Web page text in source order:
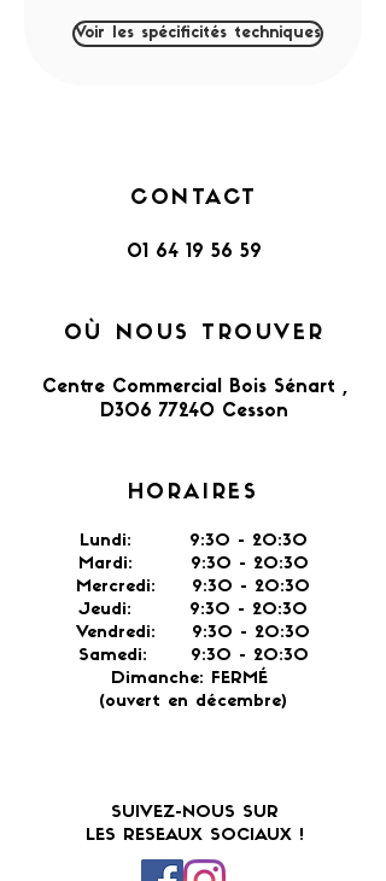
Voir les spécificités techniques
CONTACT
01 64 19 56 59
OÙ NOUS TROUVER
Centre Commercial Bois Sénart ,
D306 77240 Cesson​
HORAIRES
Lundi: 9:30 - 20:30
Mardi: 9:30 - 20:30
Mercredi: 9:30 - 20:30
Jeudi: 9:30 - 20:30
Vendredi: 9:30 - 20:30
Samedi: 9:30 - 20:30
Dimanche: FERMÉ
(ouvert en décembre)
SUIVEZ-NOUS SUR
LES RESEAUX SOCIAUX !